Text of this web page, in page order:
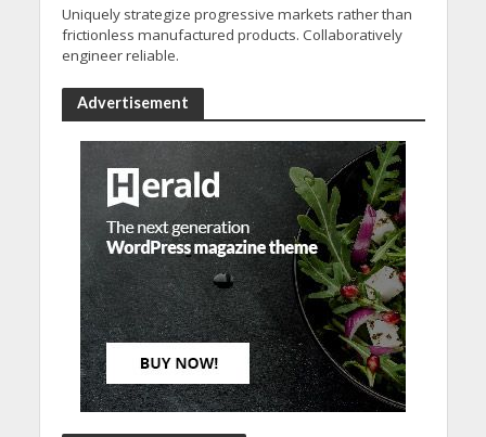
Uniquely strategize progressive markets rather than
frictionless manufactured products. Collaboratively
engineer reliable.
Advertisement